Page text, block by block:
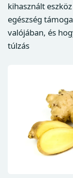
kihasznált
egészség
valójában, és
túlzás